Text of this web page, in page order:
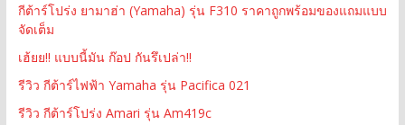
กีต้าร์โปร่ง ยามาฮ่า (Yamaha) รุ่น F310 ราคาถูกพร้อมของแถมแบบ
จัดเต็ม
เฮ้ยย!! แบบนี้มัน ก๊อป กันรึเปล่า!!
รีวิว กีต้าร์ไฟฟ้า Yamaha รุ่น Pacifica 021
รีวิว กีต้าร์โปร่ง Amari รุ่น Am419c